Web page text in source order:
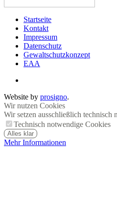
Startseite
Kontakt
Impressum
Datenschutz
Gewaltschutzkonzept
EAA
Website by prosigno.
Wir nutzen Cookies
Wir setzen ausschließlich
Technisch notwendige Cookies
Alles klar
Mehr Informationen